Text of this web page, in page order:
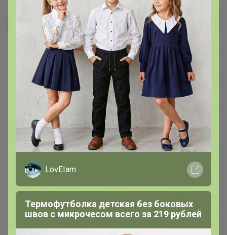
+ Ещё 35 каталогов
Хиты продаж
1 107р 1 920р
LovEIam
Термофутболка детская без боковых
швов с микрочесом всего за 219 рублей